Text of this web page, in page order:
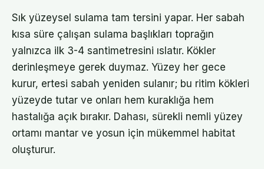
Sık yüzeysel sulama tam tersini yapar. Her sabah
kısa süre çalışan sulama başlıkları toprağın
yalnızca ilk 3-4 santimetresini ıslatır. Kökler
derinleşmeye gerek duymaz. Yüzey her gece
kurur, ertesi sabah yeniden sulanır; bu ritim kökleri
yüzeyde tutar ve onları hem kuraklığa hem
hastalığa açık bırakır. Dahası, sürekli nemli yüzey
ortamı mantar ve yosun için mükemmel habitat
oluşturur.